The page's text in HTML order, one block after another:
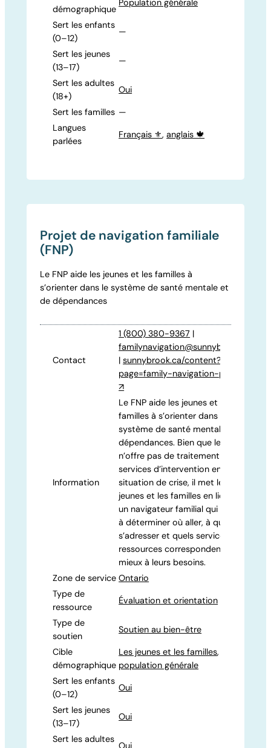
démographique
Population générale
Sert les enfants
(0–12)
—
Sert les jeunes
(13–17)
—
Sert les adultes
(18+)
Oui
Sert les familles —
Langues
parlées
Français ⚜️,anglais 🍁
Projet de navigation familiale
(FNP)
Le FNP aide les jeunes et les familles à
s’orienter dans le système de santé mentale et
de dépendances
Contact
1 (800) 380-9367 |
familynavigation@sunnybrook.ca
|sunnybrook.ca/content?
page=family-navigation-project
↗
Information
Le FNP aide les jeunes et les
familles à s’orienter dans le
système de santé mentale et de
dépendances. Bien que le FNP
n’offre pas de traitement ni de
services d’intervention en
situation de crise, il met les
jeunes et les familles en lien avec
un navigateur familial qui les aide
à déterminer où aller, à qui
s’adresser et quels services ou
ressources correspondent le
mieux à leurs besoins.
Zone de service Ontario
Type de
ressource
Évaluation et orientation
Type de
soutien
Soutien au bien-être
Cible
démographique
Les jeunes et les familles,
population générale
Sert les enfants
(0–12)
Oui
Sert les jeunes
(13–17)
Oui
Sert les adultes
Oui